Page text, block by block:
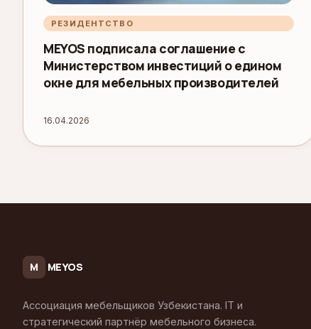
РЕЗИДЕНТСТВО
MEYOS подписала соглашение с
Министерством инвестиций о едином
окне для мебельных производителей
16.04.2026
M MEYOS
Ассоциация мебельщиков Узбекистана. IT и
стратегический партнёр мебельного бизнеса.